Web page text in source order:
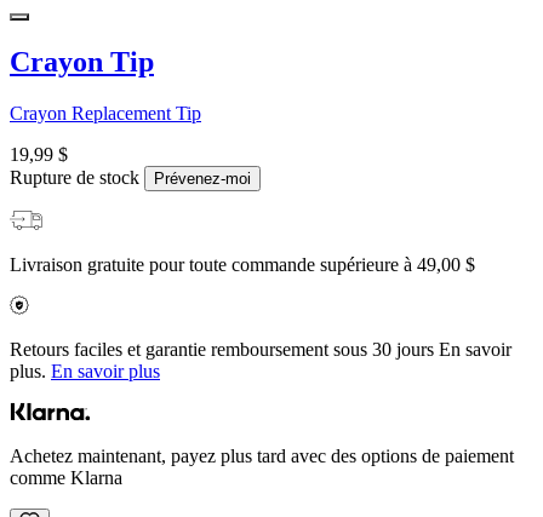
Crayon Tip
Crayon Replacement Tip
19,99 $
Rupture de stock
Prévenez-moi
Livraison gratuite pour toute commande supérieure à 49,00 $
Retours faciles et garantie remboursement sous 30 jours En savoir
plus. En savoir plus
Achetez maintenant, payez plus tard avec des options de paiement
comme Klarna